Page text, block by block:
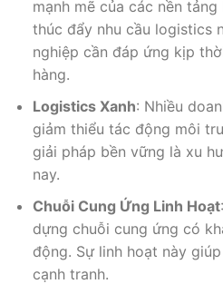
mạnh mẽ của các nền
thúc đẩy nhu cầu logistics
nghiệp cần đáp ứng kịp
hàng.
Logistics Xanh: Nhiều
giảm thiểu tác động môi
giải pháp bền vững là xu
nay.
Chuỗi Cung Ứng Linh Hoạt
dựng chuỗi cung ứng có
động. Sự linh hoạt này
cạnh tranh.